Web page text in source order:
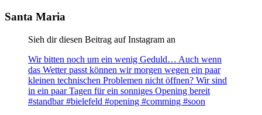
Santa Maria
Sieh dir diesen Beitrag auf Instagram an
Wir bitten noch um ein wenig Geduld… Auch wenn
das Wetter passt können wir morgen wegen ein paar
kleinen technischen Problemen nicht öffnen? Wir sind
in ein paar Tagen für ein sonniges Opening bereit
#standbar #bielefeld #opening #comming #soon